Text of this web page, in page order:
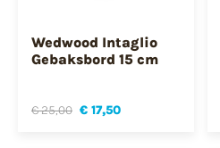
Wedwood Intaglio
Gebaksbord 15 cm
€ 25,00 € 17,50